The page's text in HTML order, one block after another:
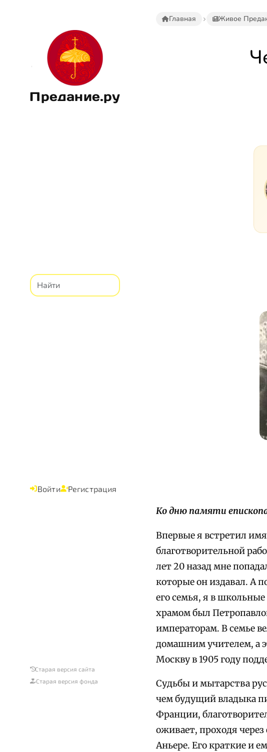
Предание.ру
Войти Регистрация
Старая версия сайта
Старая версия фонда
Главная Живое
Ко дню памяти
Впервые я встретил
благотворительной
лет 20 назад мне
которые он издавал. А
его семья, я в
храмом был
императорам. В семье
домашним учителем, а
Москву в 1905 году
Судьбы и мытарства
чем будущий владыка
Франции,
оживает, проходя через
Аньере. Его краткие и